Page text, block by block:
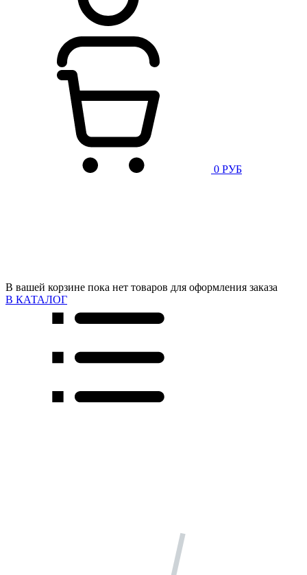
0 РУБ
В вашей корзине пока нет товаров для оформления заказа
В КАТАЛОГ